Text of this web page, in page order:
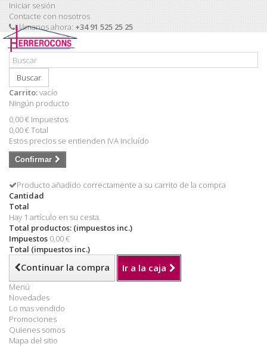
Iniciar sesión
Contacte con nosotros
Llámanos ahora: +34 91 525 25 25
Buscar
Carrito:vacío
Ningún producto
0,00 € Impuestos
0,00 €Total
Estos precios se entienden IVA incluído
Confirmar
Producto añadido correctamente a su carrito de la compra
Cantidad
Total
Hay 1 artículo en su cesta.
Total productos: (impuestos inc.)
Impuestos 0,00 €
Total (impuestos inc.)
Continuar la compra Ir a la caja
Menú
Novedades
Lo mas vendido
Promociones
Quienes somos
Mapa del sitio